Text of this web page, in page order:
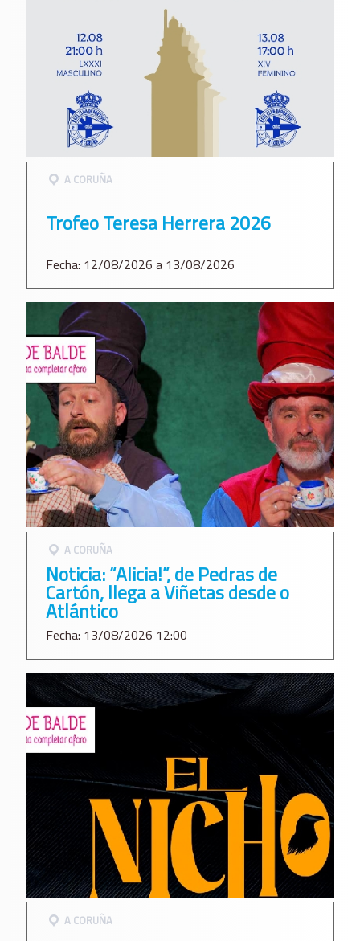
A CORUÑA
Trofeo Teresa Herrera 2026
Fecha: 12/08/2026 a 13/08/2026
A CORUÑA
Noticia: “Alicia!”, de Pedras de
Cartón, llega a Viñetas desde o
Atlántico
Fecha: 13/08/2026 12:00
A CORUÑA